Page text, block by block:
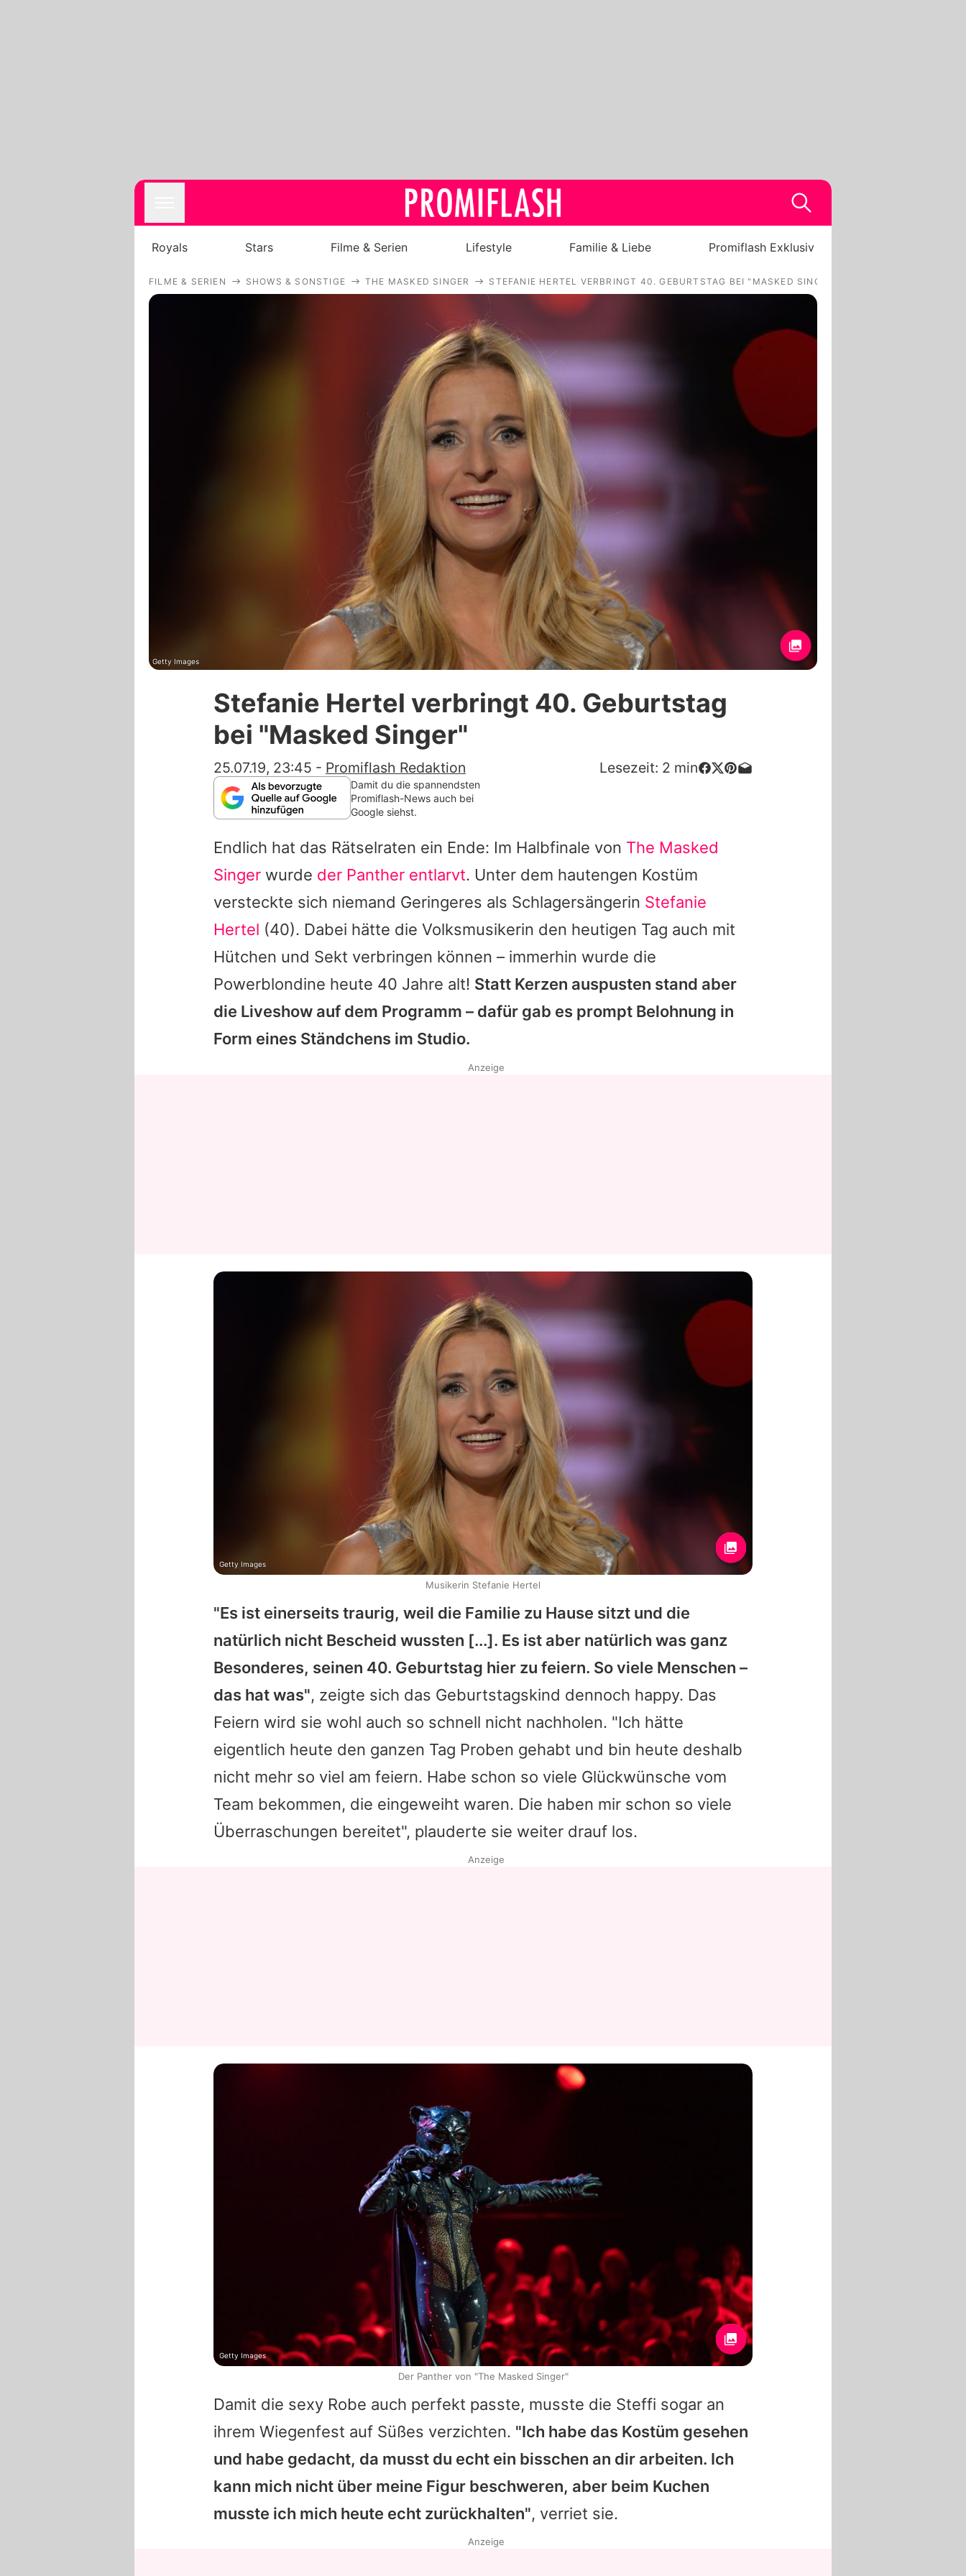
Royals
Filme & Serien
Lifestyle
Familie & Liebe
Promiflash Exklusiv
Alle Themen auf Promiflash
Jobs
App runterladen
Team
Redaktionelle Richtlinien
Impressum
Datenschutzerklärung
Nutzungsbedingungen
Utiq verwalten
Royals Stars Filme & Serien Lifestyle Familie & Liebe Promiflash Exklusiv
FILME & SERIEN SHOWS & SONSTIGE THE MASKED SINGER STEFANIE HERTEL VERBRINGT 40. GEBURTSTAG BEI "MASKED SINGER"
Getty Images
Stefanie Hertel verbringt 40. Geburtstag
bei "Masked Singer"
25.07.19, 23:45 - Promiflash Redaktion Lesezeit: 2 min
Damit du die spannendsten
Promiflash-News auch bei
Google siehst.
Endlich hat das Rätselraten ein Ende: Im Halbfinale von The Masked
Singer wurde der Panther entlarvt. Unter dem hautengen Kostüm
versteckte sich niemand Geringeres als Schlagersängerin Stefanie
Hertel (40). Dabei hätte die Volksmusikerin den heutigen Tag auch mit
Hütchen und Sekt verbringen können – immerhin wurde die
Powerblondine heute 40 Jahre alt! Statt Kerzen auspusten stand aber
die Liveshow auf dem Programm – dafür gab es prompt Belohnung in
Form eines Ständchens im Studio.
"Es ist einerseits traurig, weil die Familie zu Hause sitzt und die
natürlich nicht Bescheid wussten [...]. Es ist aber natürlich was ganz
Besonderes, seinen 40. Geburtstag hier zu feiern. So viele Menschen –
das hat was", zeigte sich das Geburtstagskind dennoch happy. Das
Feiern wird sie wohl auch so schnell nicht nachholen. "Ich hätte
eigentlich heute den ganzen Tag Proben gehabt und bin heute deshalb
nicht mehr so viel am feiern. Habe schon so viele Glückwünsche vom
Team bekommen, die eingeweiht waren. Die haben mir schon so viele
Überraschungen bereitet", plauderte sie weiter drauf los.
Damit die sexy Robe auch perfekt passte, musste die Steffi sogar an
ihrem Wiegenfest auf Süßes verzichten. "Ich habe das Kostüm gesehen
und habe gedacht, da musst du echt ein bisschen an dir arbeiten. Ich
kann mich nicht über meine Figur beschweren, aber beim Kuchen
musste ich mich heute echt zurückhalten", verriet sie.
Anzeige
Getty Images
Musikerin Stefanie Hertel
Anzeige
Getty Images
Der Panther von "The Masked Singer"
Anzeige